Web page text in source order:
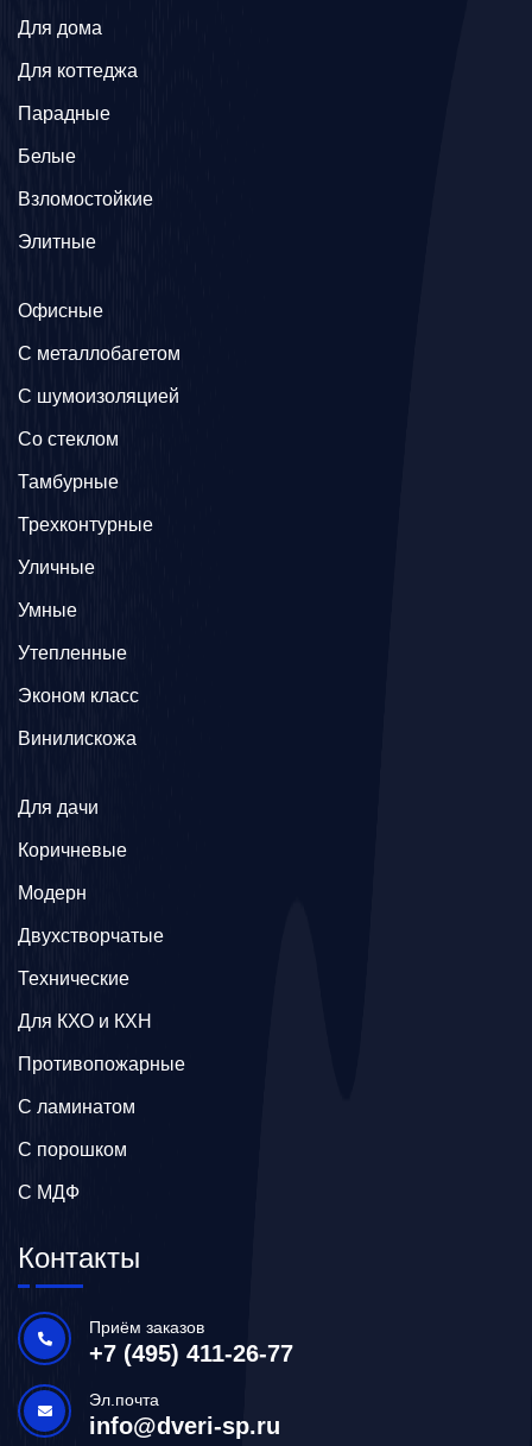
Для дома
Для коттеджа
Парадные
Белые
Взломостойкие
Элитные
Офисные
C металлобагетом
С шумоизоляцией
Со стеклом
Тамбурные
Трехконтурные
Уличные
Умные
Утепленные
Эконом класс
Винилискожа
Для дачи
Коричневые
Модерн
Двухстворчатые
Технические
Для КХО и КХН
Противопожарные
С ламинатом
С порошком
С МДФ
Контакты
Приём заказов
+7 (495) 411-26-77
Эл.почта
info@dveri-sp.ru